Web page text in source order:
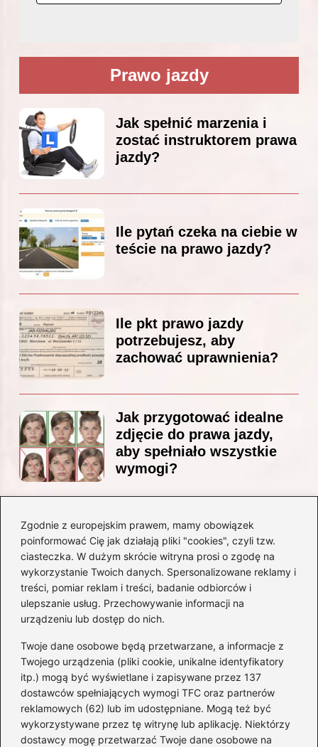
Zgodnie z europejskim prawem, mamy obowiązek
poinformować Cię jak działają pliki "cookies", czyli tzw.
ciasteczka. W dużym skrócie witryna prosi o zgodę na
wykorzystanie Twoich danych. Spersonalizowane reklamy i
treści, pomiar reklam i treści, badanie odbiorców i
ulepszanie usług. Przechowywanie informacji na
urządzeniu lub dostęp do nich.
Twoje dane osobowe będą przetwarzane, a informacje z
Twojego urządzenia (pliki cookie, unikalne identyfikatory
itp.) mogą być wyświetlane i zapisywane przez 137
dostawców spełniających wymogi TFC oraz partnerów
reklamowych (62) lub im udostępniane. Mogą też być
wykorzystywane przez tę witrynę lub aplikację. Niektórzy
dostawcy mogę przetwarzać Twoje dane osobowe na
Prawo jazdy
Jak spełnić marzenia i
zostać instruktorem prawa
jazdy?
Ile pytań czeka na ciebie w
teście na prawo jazdy?
Ile pkt prawo jazdy
potrzebujesz, aby
zachować uprawnienia?
Jak przygotować idealne
zdjęcie do prawa jazdy,
aby spełniało wszystkie
wymogi?
Czy Jarosław Kaczyński
posiada prawo jazdy? Oto
prawda, którą warto znać!
Kategorie
Akumulatory(71)
Benzyna i Diesel(68)
Motocykle(47)
Opony(77)
Prawo jazdy(75)